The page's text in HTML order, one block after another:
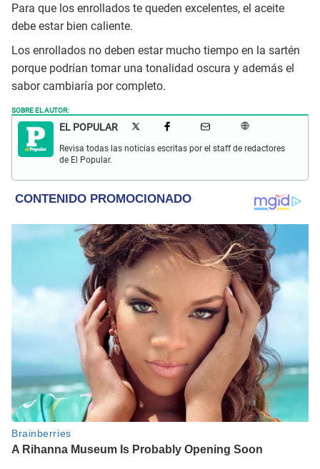
Para que los enrollados te queden excelentes, el aceite
debe estar bien caliente.
Los enrollados no deben estar mucho tiempo en la sartén
porque podrían tomar una tonalidad oscura y además el
sabor cambiaría por completo.
SOBRE EL AUTOR:
EL POPULAR
Revisa todas las noticias escritas por el staff de redactores
de El Popular.